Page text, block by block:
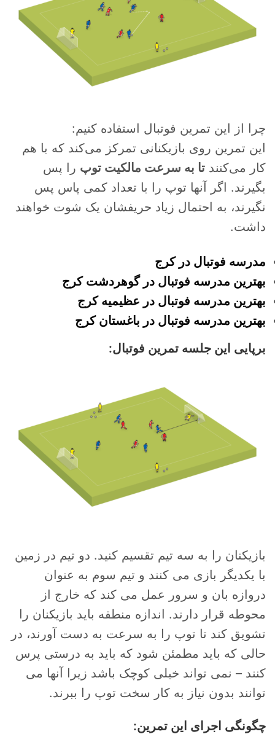
چرا از این تمرین فوتبال استفاده کنیم:
این تمرین روی بازیکنانی تمرکز می‌کند که با هم
کار می‌کنندتا به سرعت مالکیت توپ را پس
بگیرند. اگر آنها توپ را با تعداد کمی پاس پس
نگیرند، به احتمال زیاد حریفشان یک شوت خواهند
داشت.
مدرسه فوتبال در کرج
بهترین مدرسه فوتبال در گوهردشت کرج
بهترین مدرسه فوتبال در عظیمیه کرج
بهترین مدرسه فوتبال در باغستان کرج
برپایی این جلسه تمرین فوتبال:
بازیکنان را به سه تیم تقسیم کنید. دو تیم در زمین
با یکدیگر بازی می کنند و تیم سوم به عنوان
دروازه بان و سرور عمل می کند که خارج از
محوطه قرار دارند. اندازه منطقه باید بازیکنان را
تشویق کند تا توپ را به سرعت به دست آورند، در
حالی که باید مطمئن شود که باید به درستی پرس
کنند – نمی تواند خیلی کوچک باشد زیرا آنها می
توانند بدون نیاز به کار سخت توپ را ببرند.
چگونگی اجرای این تمرین: